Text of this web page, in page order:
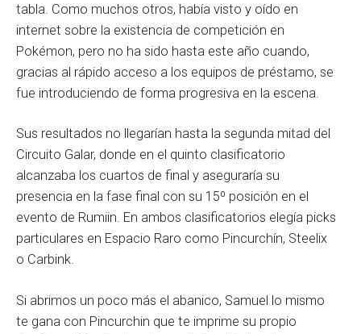
tabla. Como muchos otros, había visto y oído en
internet sobre la existencia de competición en
Pokémon, pero no ha sido hasta este año cuando,
gracias al rápido acceso a los equipos de préstamo, se
fue introduciendo de forma progresiva en la escena.
Sus resultados no llegarían hasta la segunda mitad del
Circuito Galar, donde en el quinto clasificatorio
alcanzaba los cuartos de final y aseguraría su
presencia en la fase final con su 15º posición en el
evento de Rumiin. En ambos clasificatorios elegía picks
particulares en Espacio Raro como Pincurchín, Steelix
o Carbink.
Si abrimos un poco más el abanico, Samuel lo mismo
te gana con Pincurchin que te imprime su propio